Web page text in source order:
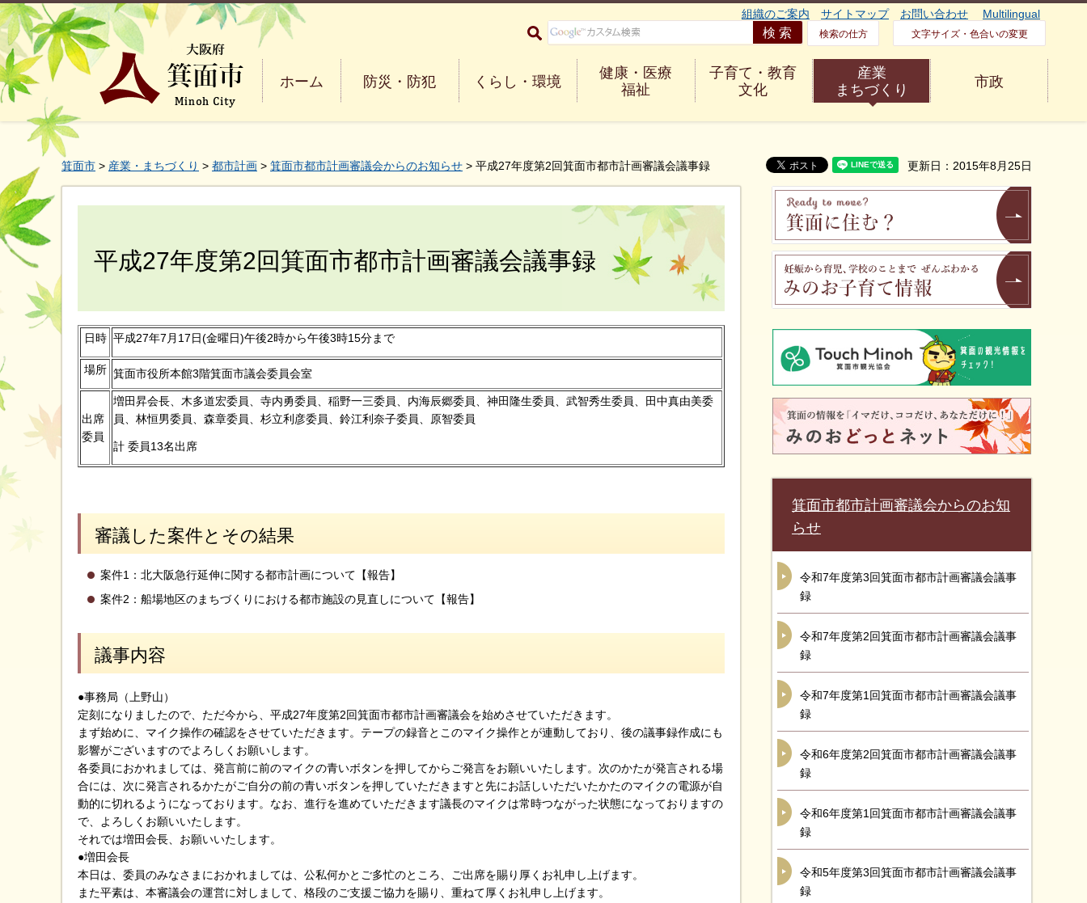
大阪府箕面市 Minoh City
組織のご案内 サイトマップ お問い合わせ Multilingual
検索の仕方 文字サイズ・色合いの変更
ホーム 防災・防犯 くらし・環境
健康・医療
福祉
子育て・教育
文化
産業
まちづくり
市政
箕面市 > 産業・まちづくり > 都市計画 > 箕面市都市計画審議会からのお知らせ > 平成27年度第2回箕面市都市計画審議会議事録 更新日：2015年8月25日
平成27年度第2回箕面市都市計画審議会議事録
日時 平成27年7月17日(金曜日)午後2時から午後3時15分まで
場所 箕面市役所本館3階箕面市議会委員会室
出席
委員
増田昇会長、木多道宏委員、寺内勇委員、稲野一三委員、内海辰郷委員、神田隆生委員、武智秀生委員、田中真由美委
員、林恒男委員、森章委員、杉立利彦委員、鈴江利奈子委員、原智委員
計 委員13名出席
審議した案件とその結果
案件1：北大阪急行延伸に関する都市計画について【報告】
案件2：船場地区のまちづくりにおける都市施設の見直しについて【報告】
議事内容
●事務局（上野山）
定刻になりましたので、ただ今から、平成27年度第2回箕面市都市計画審議会を始めさせていただきます。
まず始めに、マイク操作の確認をさせていただきます。テープの録音とこのマイク操作とが連動しており、後の議事録作成にも
影響がございますのでよろしくお願いします。
各委員におかれましては、発言前に前のマイクの青いボタンを押してからご発言をお願いいたします。次のかたが発言される場
合には、次に発言されるかたがご自分の前の青いボタンを押していただきますと先にお話しいただいたかたのマイクの電源が自
動的に切れるようになっております。なお、進行を進めていただきます議長のマイクは常時つながった状態になっておりますの
で、よろしくお願いいたします。
それでは増田会長、お願いいたします。
●増田会長
本日は、委員のみなさまにおかれましては、公私何かとご多忙のところ、ご出席を賜り厚くお礼申し上げます。
また平素は、本審議会の運営に対しまして、格段のご支援ご協力を賜り、重ねて厚くお礼申し上げます。
箕面市都市計画審議会からのお知
らせ
令和7年度第3回箕面市都市計画審議会議事
録
令和7年度第2回箕面市都市計画審議会議事
録
令和7年度第1回箕面市都市計画審議会議事
録
令和6年度第2回箕面市都市計画審議会議事
録
令和6年度第1回箕面市都市計画審議会議事
録
令和5年度第3回箕面市都市計画審議会議事
録